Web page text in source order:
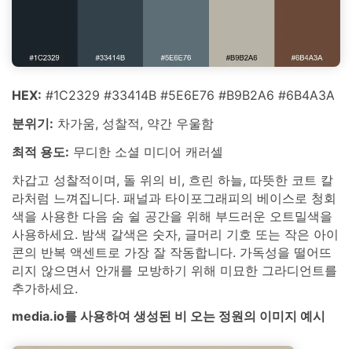
HEX: #1C2329 #33414B #5E6E76 #B9B2A6 #6B4A3A
분위기: 차가움, 성찰적, 약간 우울함
최적 용도: 무디한 소셜 미디어 캐러셀
차갑고 성찰적이며, 돌 위의 비, 흐린 하늘, 따뜻한 코트 칼
라처럼 느껴집니다. 패널과 타이포그래피의 베이스로 청회
색을 사용한 다음 숨 쉴 공간을 위해 부드러운 오트밀색을
사용하세요. 밤색 갈색은 숫자, 글머리 기호 또는 작은 아이
콘의 반복 액센트로 가장 잘 작동합니다. 가독성을 떨어뜨
리지 않으면서 안개를 모방하기 위해 미묘한 그라디언트를
추가하세요.
media.io를 사용하여 생성된 비 오는 정원의 이미지 예시